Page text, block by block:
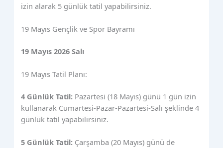
izin alarak 5 günlük tatil yapabilirsiniz.
19 Mayıs Gençlik ve Spor Bayramı
19 Mayıs 2026 Salı
19 Mayıs Tatil Planı:
4 Günlük Tatil: Pazartesi (18 Mayıs) günü 1 gün izin
kullanarak Cumartesi-Pazar-Pazartesi-Salı şeklinde 4
günlük tatil yapabilirsiniz.
5 Günlük Tatil: Çarşamba (20 Mayıs) günü de